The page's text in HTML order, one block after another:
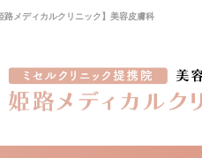
メディカルクリニック】美容皮膚科